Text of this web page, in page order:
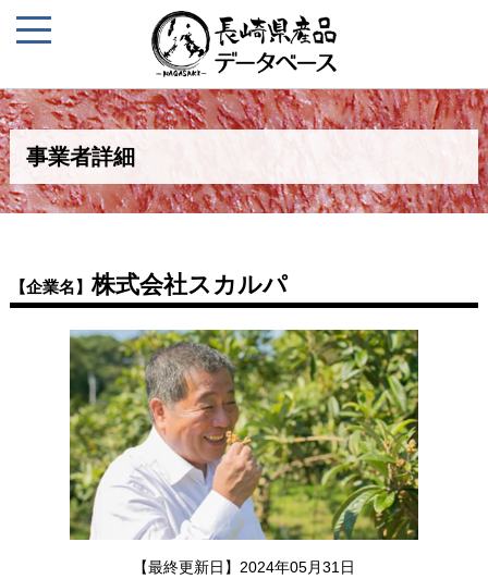
事業者詳細
【企業名】株式会社スカルパ
【最終更新日】2024年05月31日